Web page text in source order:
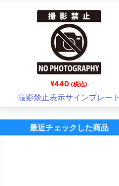
¥440 (税込)
撮影禁止表示サインプレート
最近チェックした商品